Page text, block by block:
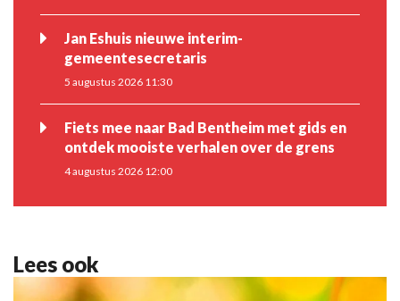
Jan Eshuis nieuwe interim-
gemeentesecretaris
5 augustus 2026 11:30
Fiets mee naar Bad Bentheim met gids en
ontdek mooiste verhalen over de grens
4 augustus 2026 12:00
Lees ook